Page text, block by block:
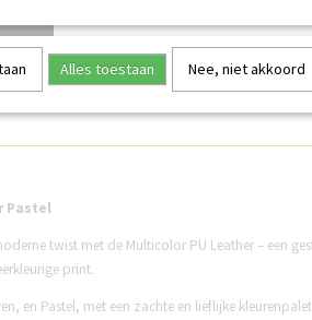
Pastel
twist met de Multicolor PU Leather – een
print.
en Pastel, met een zachte en lieflijke
Alles toestaan Nee, niet akkoord